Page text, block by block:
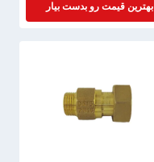
بهترین قیمت رو بدست بیار